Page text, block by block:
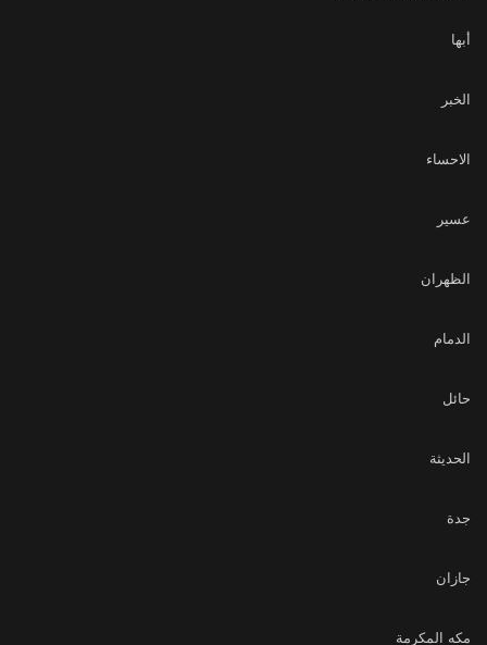
أبها
الخبر
الاحساء
عسير
الظهران
الدمام
حائل
الحديثة
جدة
جازان
مكه المكرمة